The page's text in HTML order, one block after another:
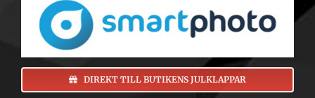
DIREKT TILL BUTIKENS JULKLAPPAR